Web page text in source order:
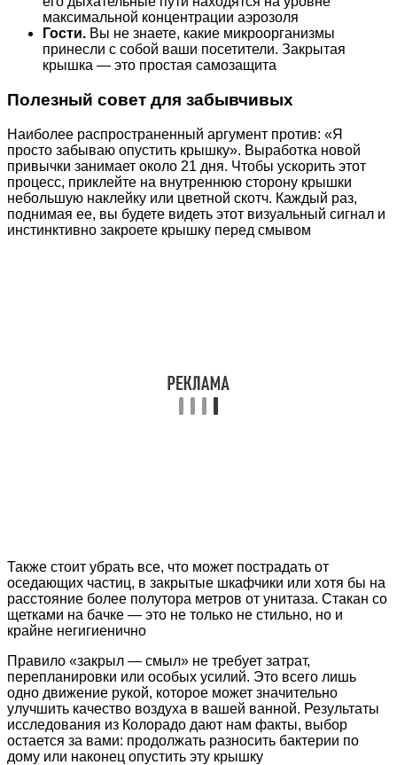
максимальной концентрации аэрозоля
Гости. Вы не знаете, какие микроорганизмы
принесли с собой ваши посетители. Закрытая
крышка — это простая самозащита
Полезный совет для забывчивых
Наиболее распространенный аргумент против: «Я
просто забываю опустить крышку». Выработка новой
привычки занимает около 21 дня. Чтобы ускорить этот
процесс, приклейте на внутреннюю сторону крышки
небольшую наклейку или цветной скотч. Каждый раз,
поднимая ее, вы будете видеть этот визуальный сигнал и
инстинктивно закроете крышку перед смывом
Также стоит убрать все, что может пострадать от
оседающих частиц, в закрытые шкафчики или хотя бы на
расстояние более полутора метров от унитаза. Стакан со
щетками на бачке — это не только не стильно, но и
крайне негигиенично
Правило «закрыл — смыл» не требует затрат,
перепланировки или особых усилий. Это всего лишь
одно движение рукой, которое может значительно
улучшить качество воздуха в вашей ванной. Результаты
исследования из Колорадо дают нам факты, выбор
остается за вами: продолжать разносить бактерии по
дому или наконец опустить эту крышку